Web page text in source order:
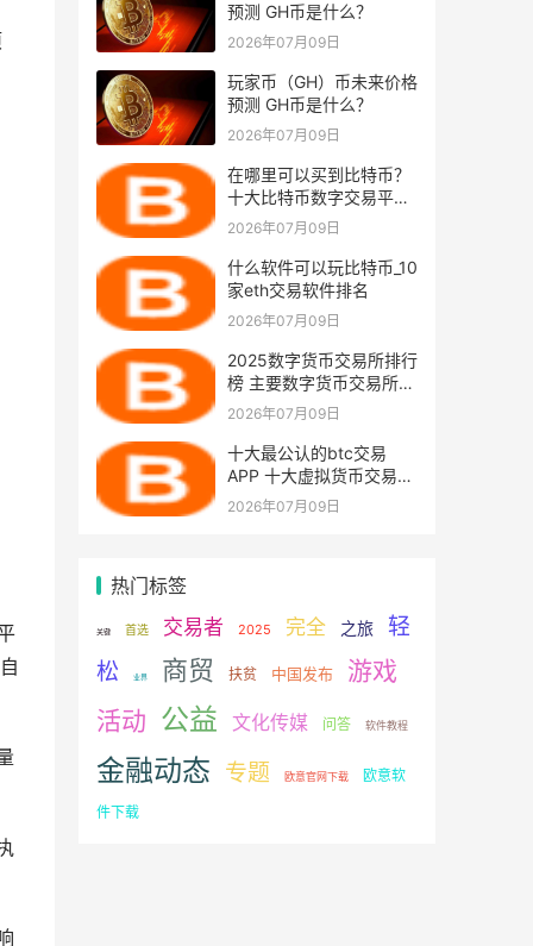
预测 GH币是什么？
2026年07月09日
玩家币（GH）币未来价格
预测 GH币是什么？
2026年07月09日
在哪里可以买到比特币？
十大比特币数字交易平台
排行榜
2026年07月09日
什么软件可以玩比特币_10
家eth交易软件排名
2026年07月09日
2025数字货币交易所排行
榜 主要数字货币交易所排
名
2026年07月09日
十大最公认的btc交易
APP 十大虚拟货币交易所
app排名
2026年07月09日
热门标签
关键 首选 交易者 2025 完全 之旅
轻
松
业界 商贸 扶贫 中国发布
游戏
活动 公益 文化传媒 问答 软件教程
金融动态 专题 欧意官网下载 欧意软
件下载